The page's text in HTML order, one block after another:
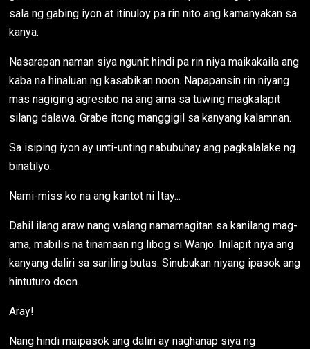
sala ng gabing iyon at itinuloy pa rin nito ang kamanyakan sa
kanya.
Nasarapan naman siya ngunit hindi pa rin niya maikakaila ang
kaba na hinaluan ng kasabikan noon. Napapansin rin niyang
mas nagiging agresibo na ang ama sa tuwing magkalapit
silang dalawa. Grabe itong manggigil sa kanyang kalamnan.
Sa isiping iyon ay unti-unting nabubuhay ang pagkalalake ng
binatilyo.
Nami-miss ko na ang kantot ni Itay...
Dahil ilang araw nang walang namamagitan sa kanilang mag-
ama, mabilis na tinamaan ng libog si Wanjo. Inilapit niya ang
kanyang daliri sa sariling butas. Sinubukan niyang ipasok ang
hintuturo doon.
Aray!
Nang hindi maipasok ang daliri ay naghanap siya ng